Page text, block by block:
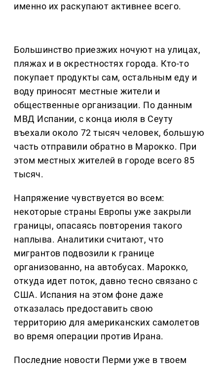
именно их раскупают активнее всего.
Большинство приезжих ночуют на улицах,
пляжах и в окрестностях города. Кто-то
покупает продукты сам, остальным еду и
воду приносят местные жители и
общественные организации. По данным
МВД Испании, с конца июля в Сеуту
въехали около 72 тысяч человек, большую
часть отправили обратно в Марокко. При
этом местных жителей в городе всего 85
тысяч.
Напряжение чувствуется во всем:
некоторые страны Европы уже закрыли
границы, опасаясь повторения такого
наплыва. Аналитики считают, что
мигрантов подвозили к границе
организованно, на автобусах. Марокко,
откуда идет поток, давно тесно связано с
США. Испания на этом фоне даже
отказалась предоставить свою
территорию для американских самолетов
во время операции против Ирана.
Последние новости Перми уже в твоем